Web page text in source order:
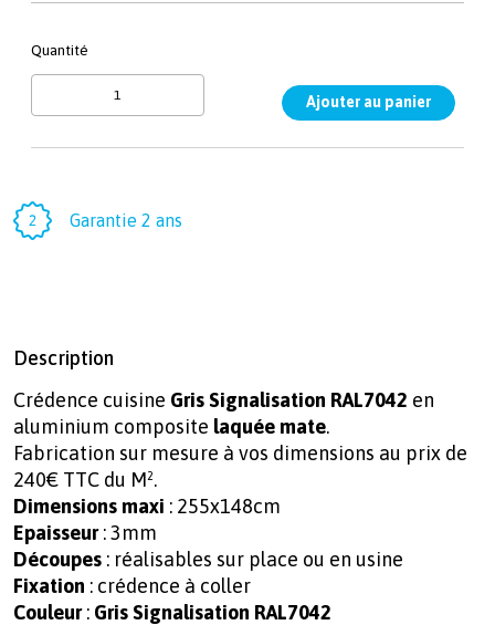
Quantité
Garantie 2 ans
Description
Crédence cuisine Gris Signalisation RAL7042 en
aluminium composite laquée mate.
Fabrication sur mesure à vos dimensions au prix de
240€ TTC du M².
Dimensions maxi : 255x148cm
Epaisseur: 3mm
Découpes : réalisables sur place ou en usine
Fixation : crédence à coller
Couleur: Gris Signalisation RAL7042